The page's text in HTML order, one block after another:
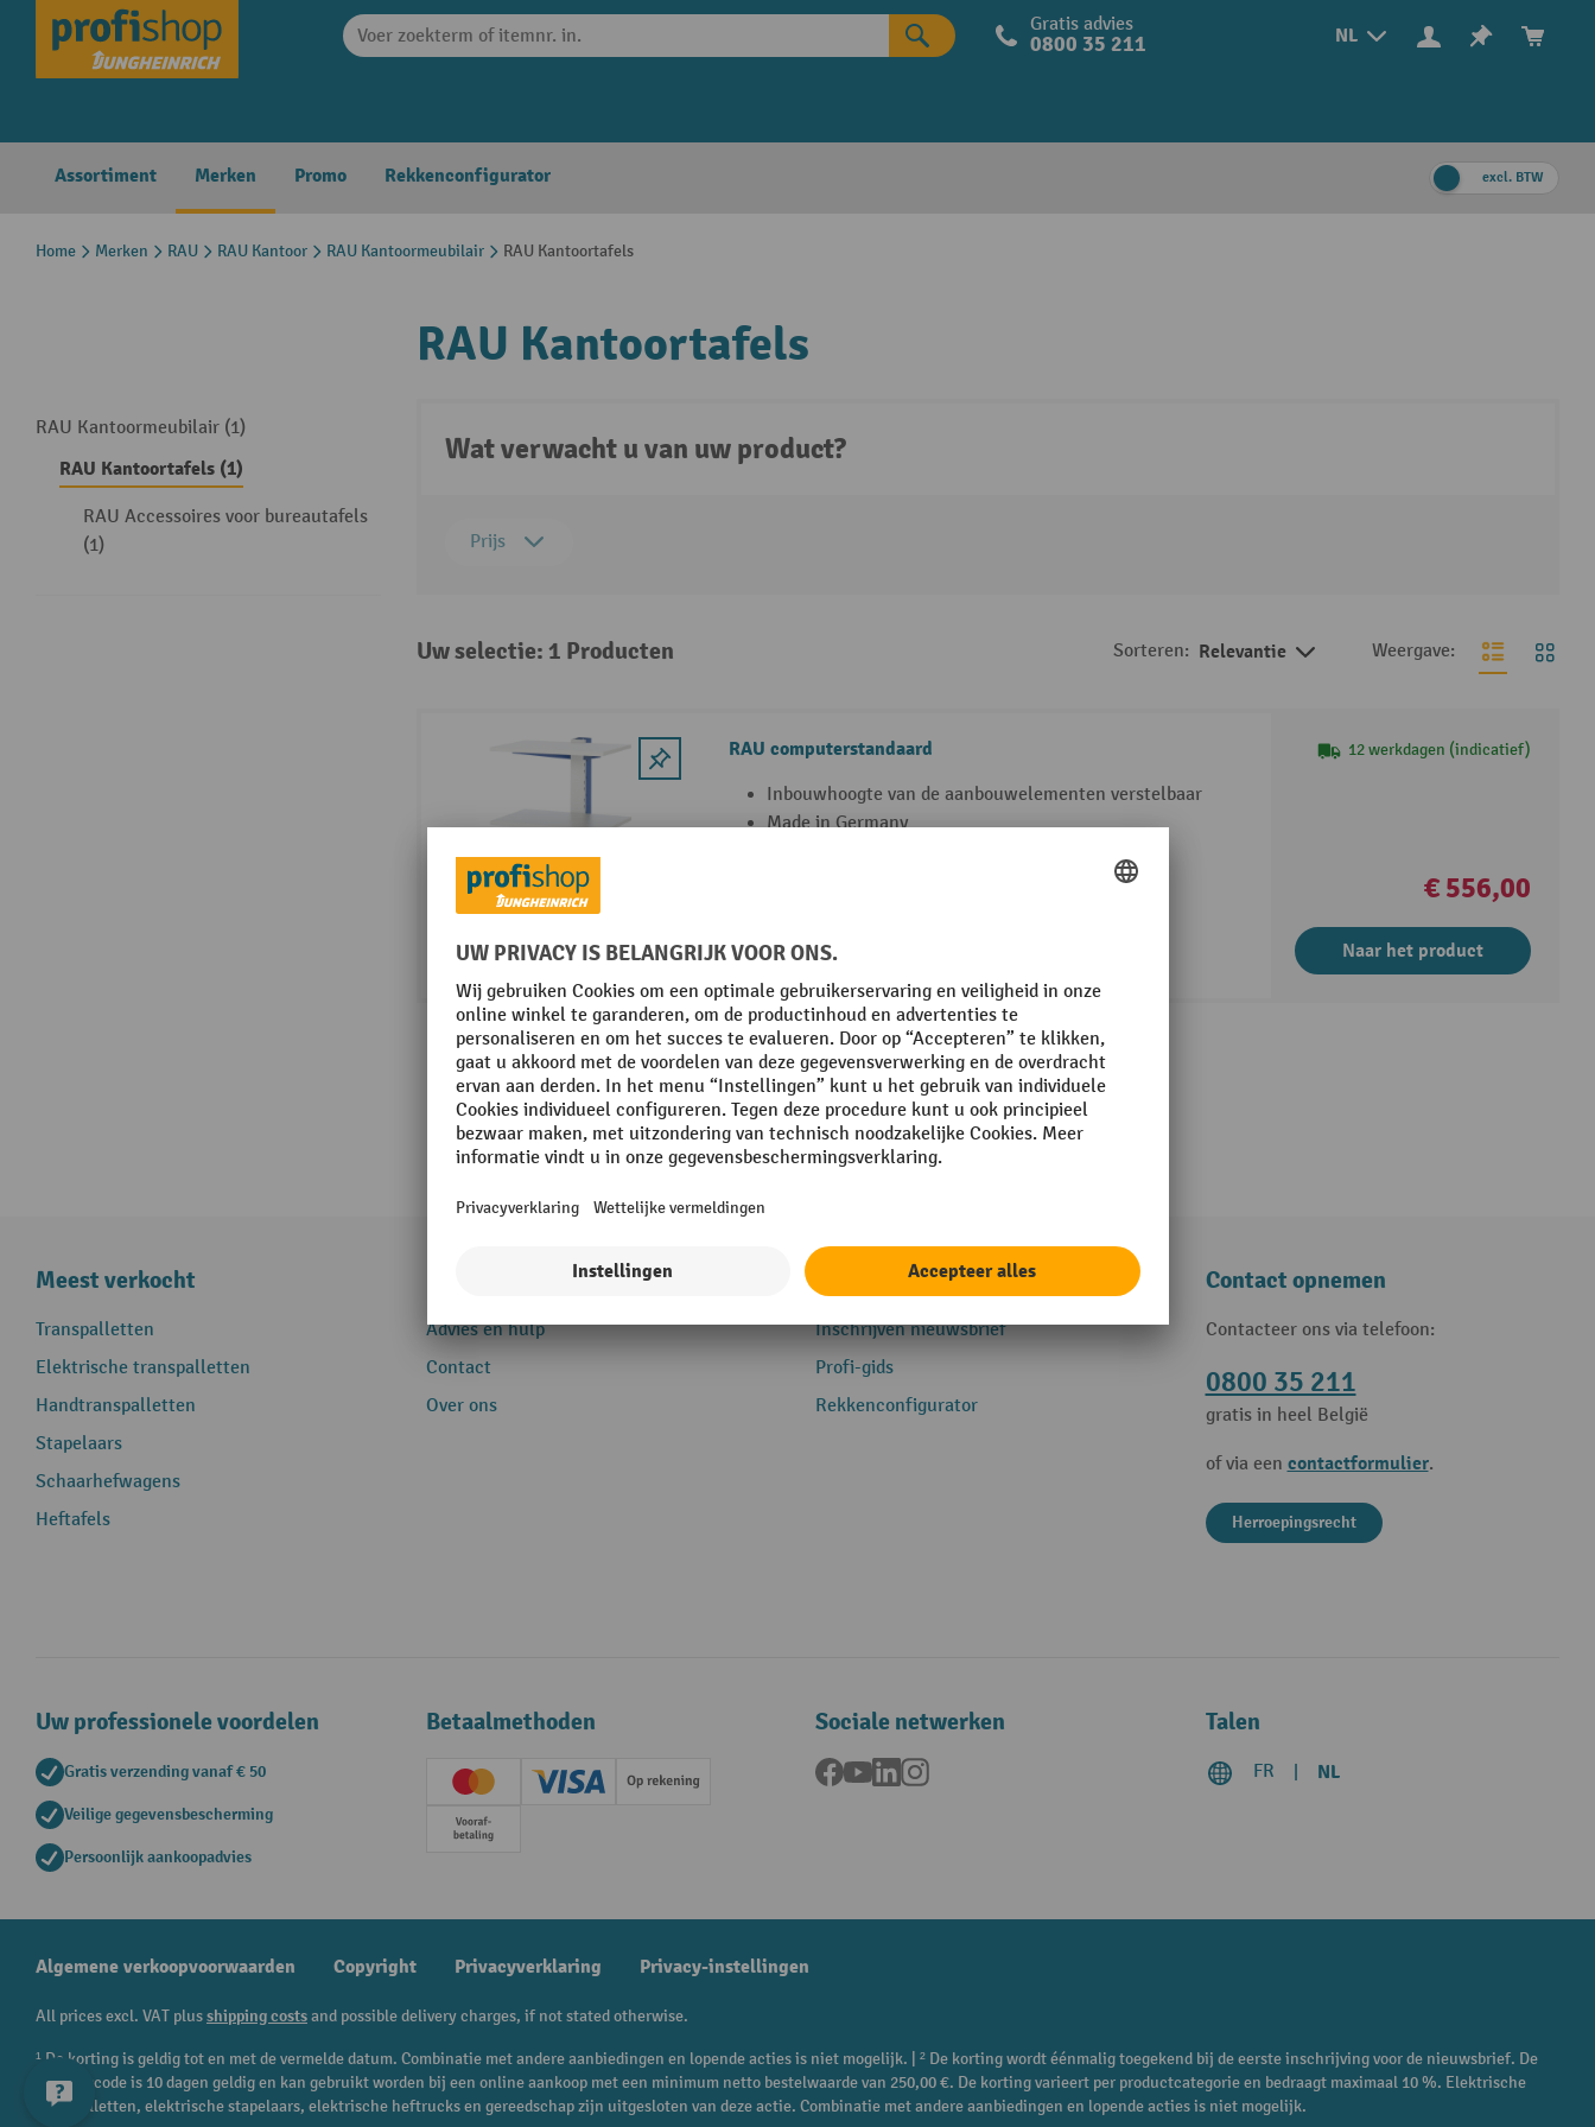
Skip to main navigation NL
Gratis advies
0800 35 211
Assortiment Merken Promo Rekkenconfigurator excl. BTW
Home Merken RAU RAU Kantoor RAU Kantoormeubilair RAU Kantoortafels
RAU Kantoormeubilair (1)
RAU Kantoortafels (1)
RAU Accessoires voor bureautafels
(1)
RAU Kantoortafels
Wat verwacht u van uw product?
Prijs
Uw selectie: 1 Producten Sorteren: Relevantie Weergave:
RAU computerstandaard
Inbouwhoogte van de aanbouwelementen verstelbaar
Made in Germany
4 Varianten
12 werkdagen (indicatief)
€ 556,00
Naar het product
Meest verkocht
Transpalletten
Elektrische transpalletten
Handtranspalletten
Stapelaars
Schaarhefwagens
Heftafels
Advies en hulp
Contact
Over ons
Inschrijven nieuwsbrief
Profi-gids
Rekkenconfigurator
Contact opnemen
Contacteer ons via telefoon:
0800 35 211
gratis in heel België
of via een contactformulier.
Herroepingsrecht
Uw professionele voordelen
Gratis verzending vanaf € 50
Veilige gegevensbescherming
Persoonlijk aankoopadvies
Betaalmethoden
Creditcard (Master)Creditcard (Visa)Op rekening
Vooruitbetaling
Sociale netwerken
Facebook
YouTubeLinkedInInstagram
Talen
FR NL
Algemene verkoopvoorwaarden Copyright Privacyverklaring Privacy-instellingen
All prices excl. VAT plusshipping costsand possible delivery charges, if not stated otherwise.
¹ De korting is geldig tot en met de vermelde datum. Combinatie met andere aanbiedingen en lopende acties is niet mogelijk. | ² De korting wordt éénmalig toegekend bij de eerste inschrijving voor de nieuwsbrief. De
kortingscode is 10 dagen geldig en kan gebruikt worden bij een online aankoop met een minimum netto bestelwaarde van 250,00 €. De korting varieert per productcategorie en bedraagt maximaal 10 %. Elektrische
transpalletten, elektrische stapelaars, elektrische heftrucks en gereedschap zijn uitgesloten van deze actie. Combinatie met andere aanbiedingen en lopende acties is niet mogelijk.